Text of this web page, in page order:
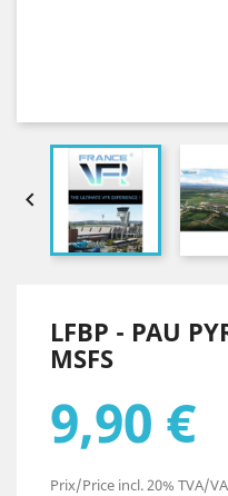

LFBP - PAU
MSFS
9,90 €
Prix/Price incl. 20% TVA/